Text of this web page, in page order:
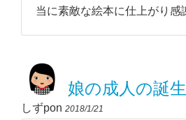
当に素敵な絵本に仕上がり感
娘の成人の誕
しずpon 2018/1/21